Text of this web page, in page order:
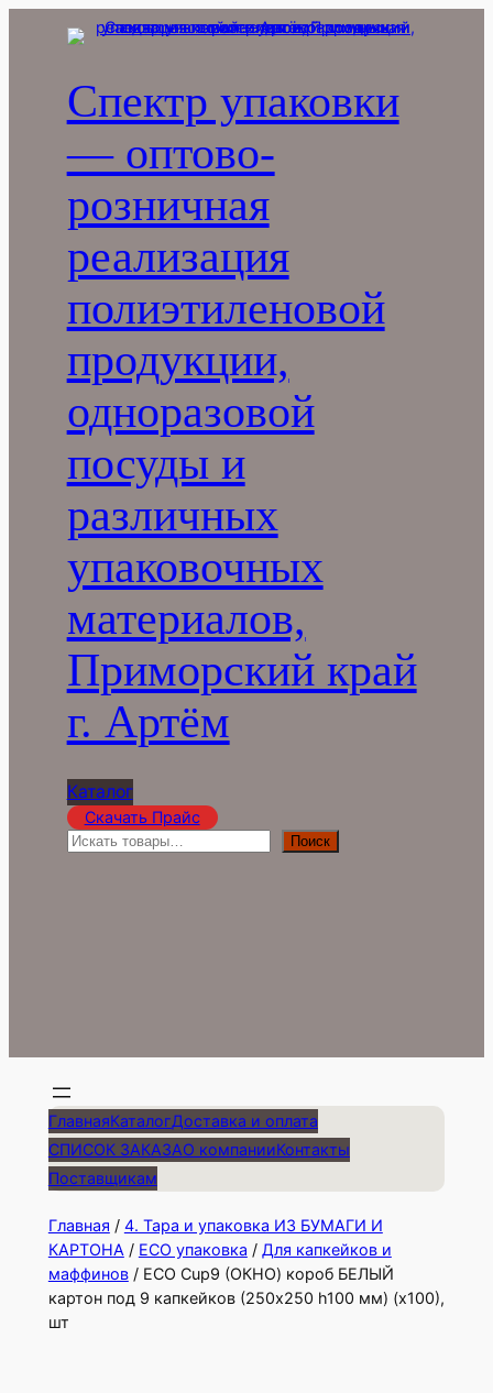
Перейти
Спектр упаковки
— оптово-
розничная
реализация
полиэтиленовой
продукции,
одноразовой
посуды и
различных
упаковочных
материалов,
Приморский край
г. Артём
Каталог
Скачать Прайс
П
Поиск
ГлавнаяКаталогДоставка и оплата
СПИСОК ЗАКАЗАО компанииКонтакты
Поставщикам
Главная / 4. Тара и упаковка ИЗ БУМАГИ И
КАРТОНА / EСО упаковка / Для капкейков и
маффинов/ ЕСО Cup9 (ОКНО) короб БЕЛЫЙ
картон под 9 капкейков (250х250 h100 мм) (х100),
шт